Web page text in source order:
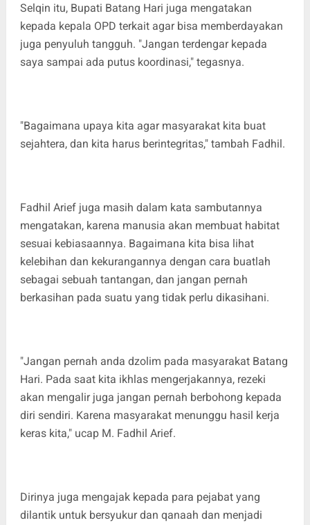
Selqin itu, Bupati Batang Hari juga mengatakan
kepada kepala OPD terkait agar bisa memberdayakan
juga penyuluh tangguh. "Jangan terdengar kepada
saya sampai ada putus koordinasi," tegasnya.
"Bagaimana upaya kita agar masyarakat kita buat
sejahtera, dan kita harus berintegritas," tambah Fadhil.
Fadhil Arief juga masih dalam kata sambutannya
mengatakan, karena manusia akan membuat habitat
sesuai kebiasaannya. Bagaimana kita bisa lihat
kelebihan dan kekurangannya dengan cara buatlah
sebagai sebuah tantangan, dan jangan pernah
berkasihan pada suatu yang tidak perlu dikasihani.
"Jangan pernah anda dzolim pada masyarakat Batang
Hari. Pada saat kita ikhlas mengerjakannya, rezeki
akan mengalir juga jangan pernah berbohong kepada
diri sendiri. Karena masyarakat menunggu hasil kerja
keras kita," ucap M. Fadhil Arief.
Dirinya juga mengajak kepada para pejabat yang
dilantik untuk bersyukur dan qanaah dan menjadi